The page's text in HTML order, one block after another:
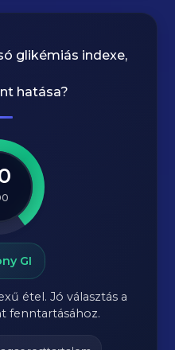
glikémiás indexe,
hatása?
GI
étel. Jó választás a
fenntartásához.